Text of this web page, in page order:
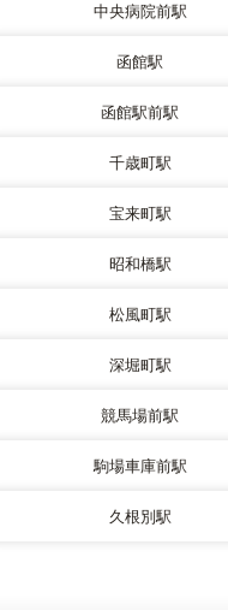
中央病院前駅
函館駅
函館駅前駅
千歳町駅
宝来町駅
昭和橋駅
松風町駅
深堀町駅
競馬場前駅
駒場車庫前駅
久根別駅